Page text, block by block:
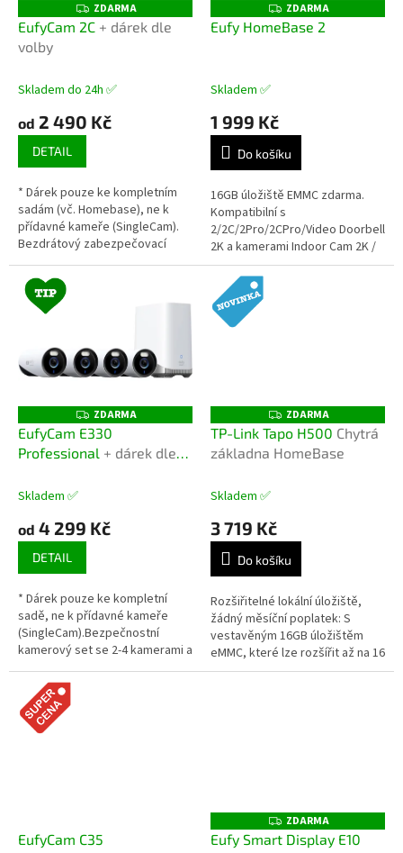
Z
D
A
ZDARMA
EufyCam 2C + dárek dle
volby
Skladem do 24h ✅
od 2 490 Kč
DETAIL
* Dárek pouze ke kompletním
sadám (vč. Homebase), ne k
přídavné kameře (SingleCam).
Bezdrátový zabezpečovací
systém s centrální jednotkou. 2
x kamery s rozlišením 1080p,
135°...
Z
D
A
ZDARMA
Eufy HomeBase 2
Skladem ✅
1 999 Kč
Do košíku
16GB úložiště EMMC zdarma.
Kompatibilní s
2/2C/2Pro/2CPro/Video Doorbell
2K a kamerami Indoor Cam 2K /
E220.Napájecí adaptér a
ethernetový kabel nejsou
součástí...
Z
D
A
R
ZDARMA
EufyCam E330
Professional + dárek dle
Skladem ✅
od 4 299 Kč
DETAIL
* Dárek pouze ke kompletní
sadě, ne k přídavné kameře
(SingleCam).Bezpečnostní
kamerový set se 2-4 kamerami a
centrální jednotkou HomeBase
34K čistota, den a noc: Zachyťte
každý...
Z
D
A
R
ZDARMA
TP-Link Tapo H500 Chytrá
základna HomeBase
Skladem ✅
3 719 Kč
Do košíku
Rozšiřitelné lokální úložiště,
žádný měsíční poplatek: S
vestavěným 16GB úložištěm
eMMC, které lze rozšířit až na 16
TB pomocí jednotky HDD/SDD,
EufyCam C35
Z
D
A
ZDARMA
Eufy Smart Display E10